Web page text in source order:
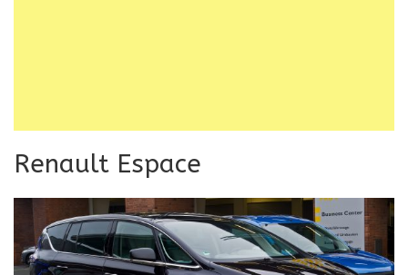
Renault Espace